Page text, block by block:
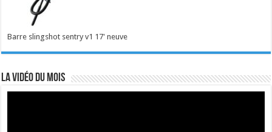
Barre slingshot sentry v1 17' neuve
La vidéo du mois